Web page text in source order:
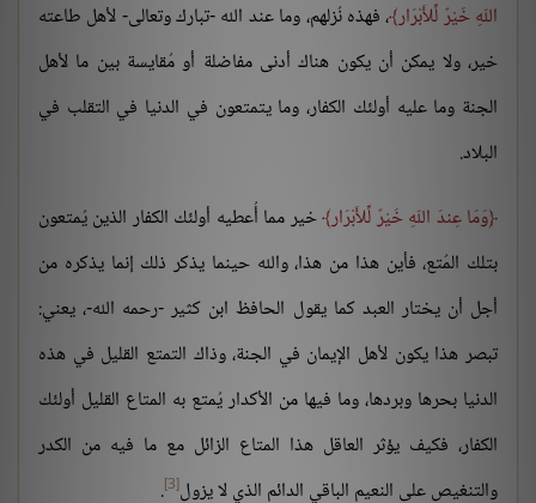
اللّهِ خَيْرٌ لِّلأَبْرَار ، فهذه نُزلهم، وما عند الله -تبارك وتعالى- لأهل طاعته
خير، ولا يمكن أن يكون هناك أدنى مفاضلة أو مُقايسة بين ما لأهل
الجنة وما عليه أولئك الكفار، وما يتمتعون في الدنيا في التقلب في
البلاد.
وَمَا عِندَ اللّهِ خَيْرٌ لِّلأَبْرَار خير مما أُعطيه أولئك الكفار الذين يُمتعون
بتلك المُتع، فأين هذا من هذا، والله حينما يذكر ذلك إنما يذكره من
أجل أن يختار العبد كما يقول الحافظ ابن كثير -رحمه الله-، يعني:
تبصر هذا يكون لأهل الإيمان في الجنة، وذاك التمتع القليل في هذه
الدنيا بحرها وبردها، وما فيها من الأكدار يُمتع به المتاع القليل أولئك
الكفار، فكيف يؤثر العاقل هذا المتاع الزائل مع ما فيه من الكدر
والتنغيص على النعيم الباقي الدائم الذي لا يزول[3]
.